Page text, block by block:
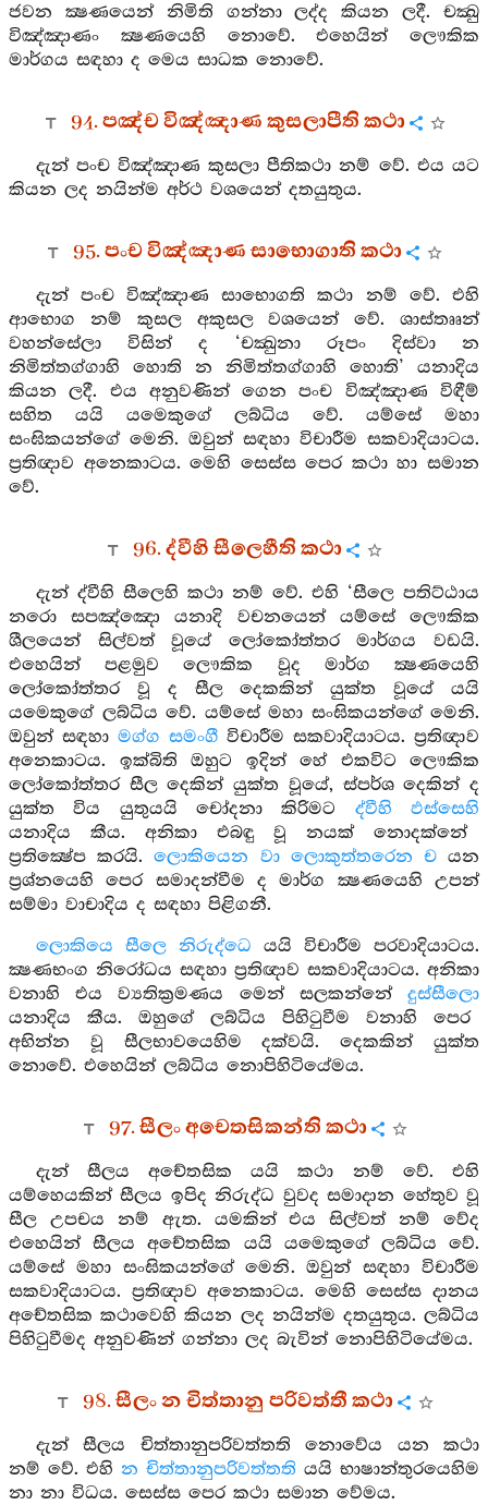
ජවන ක්‍ෂණයෙන් නිමිති ගන්නා ලද්ද කියන ලදී. චක්‍ඛු
විඤ්ඤාණං ක්‍ෂණයෙහි නොවේ. එහෙයින් ලෞකික
මාර්ගය සඳහා ද මෙය සාධක නොවේ.
94. පඤ්ච විඤ්ඤාණ කුසලාපීති කථා
දැන් පංච විඤ්ඤාණ කුසලා පීතිකථා නම් වේ. එය යට
කියන ලද නයින්ම අර්ථ වශයෙන් දතයුතුය.
95. පංච විඤ්ඤාණ සාභොගාති කථා
දැන් පංච විඤ්ඤාණ සාභොගති කථා නම් වේ. එහි
ආභොග නම් කුසල අකුසල වශයෙන් වේ. ශාස්තෲන්
වහන්සේලා විසින් ද ‘චක්‍ඛුනා රූපං දිස්වා න
නිමිත්තග්ගාහි හොති න නිමිත්තග්ගාහි හොති’ යනාදිය
කියන ලදී. එය අනුවණින් ගෙන පංච විඤ්ඤාණ විඳීම්
සහිත යයි යමෙකුගේ ලබ්ධිය වේ. යම්සේ මහා
සංඝිකයන්ගේ මෙනි. ඔවුන් සඳහා විචාරීම සකවාදියාටය.
ප්‍රතිඥාව අනෙකාටය. මෙහි සෙස්ස පෙර කථා හා සමාන
වේ.
96. ද්වීහි සීලෙහීති කථා
දැන් ද්වීහි සීලෙහි කථා නම් වේ. එහි ‘සීලෙ පතිට්ඨාය
නරො සපඤ්ඤො යනාදි වචනයෙන් යම්සේ ලෞකික
ශීලයෙන් සිල්වත් වූයේ ලෝකෝත්තර මාර්ගය වඩයි.
එහෙයින් පළමුව ලෞකික වූද මාර්ග ක්‍ෂණයෙහි
ලෝකෝත්තර වූ ද සීල දෙකකින් යුක්ත වූයේ යයි
යමෙකුගේ ලබ්ධිය වේ. යම්සේ මහා සංඝිකයන්ගේ මෙනි.
ඔවුන් සඳහා මග්ග සමංගී විචාරීම සකවාදියාටය. ප්‍රතිඥාව
අනෙකාටය. ඉක්බිති ඔහුට ඉදින් හේ එකවිට ලෞකික
ලෝකෝත්තර සීල දෙකින් යුක්ත වූයේ, ස්පර්ශ දෙකින් ද
යුක්ත විය යුතුයයි චෝදනා කිරිමට ද්වීහි ඵස්සෙහි
යනාදිය කීය. අනිකා එබඳු වූ නයක් නොදක්නේ
ප්‍රතික්‍ෂේප කරයි.ලොකියෙන වා ලොකුත්තරෙන චයන
ප්‍රශ්නයෙහි පෙර සමාදන්වීම ද මාර්ග ක්‍ෂණයෙහි උපන්
සම්මා වාචාදිය ද සඳහා පිළිගනී.
ලොකියෙ සීලෙ නිරුද්ධෙ යයි විචාරීම පරවාදියාටය.
ක්‍ෂණභංග නිරෝධය සඳහා ප්‍රතිඥාව සකවාදියාටය. අනිකා
වනාහි එය ව්‍යතික්‍රමණය මෙන් සලකන්නේ දුස්සීලො
යනාදිය කීය. ඔහුගේ ලබ්ධිය පිහිටුවීම වනාහි පෙර
අභින්න වූ සීලභාවයෙහිම දක්වයි. දෙකකින් යුක්ත
නොවේ. එහෙයින් ලබ්ධිය නොපිහිටියේමය.
97. සීලං අචෙතසිකන්ති කථා
දැන් සීලය අචේතසික යයි කථා නම් වේ. එහි
යම්හෙයකින් සීලය ඉපිද නිරුද්ධ වුවද සමාදාන හේතුව වූ
සීල උපචය නම් ඇත. යමකින් එය සිල්වත් නම් වේද
එහෙයින් සීලය අචේතසික යයි යමෙකුගේ ලබ්ධිය වේ.
යම්සේ මහා සංඝිකයන්ගේ මෙනි. ඔවුන් සඳහා විචාරීම
සකවාදියාටය. ප්‍රතිඥාව අනෙකාටය. මෙහි සෙස්ස දානය
අචේතසික කථාවෙහි කියන ලද නයින්ම දතයුතුය. ලබ්ධිය
පිහිටුවීමද අනුවණින් ගන්නා ලද බැවින් නොපිහිටියේමය.
98. සීලං න චිත්තානු පරිවත්තී කථා
දැන් සීලය චිත්තානුපරිවත්තති නොවේය යන කථා
නම් වේ. එහි න චිත්තානුපරිවත්තති යයි භාෂාන්තුරයෙහිම
නා නා විධය. සෙස්ස පෙර කථා සමාන වේමය.